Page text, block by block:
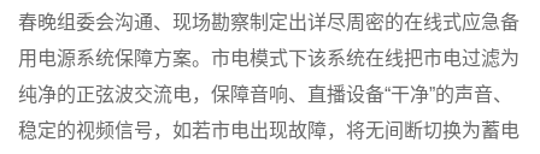
春晚组委会沟通、现场勘察制定出详尽周密的在线式应急备
用电源系统保障方案。市电模式下该系统在线把市电过滤为
纯净的正弦波交流电，保障音响、直播设备“干净”的声音、
稳定的视频信号，如若市电出现故障，将无间断切换为蓄电